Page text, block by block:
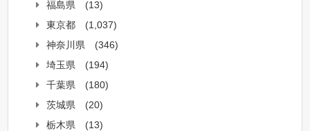
福島県
(13)
東京都
(1,037)
神奈川県
(346)
埼玉県
(194)
千葉県
(180)
茨城県
(20)
栃木県
(13)